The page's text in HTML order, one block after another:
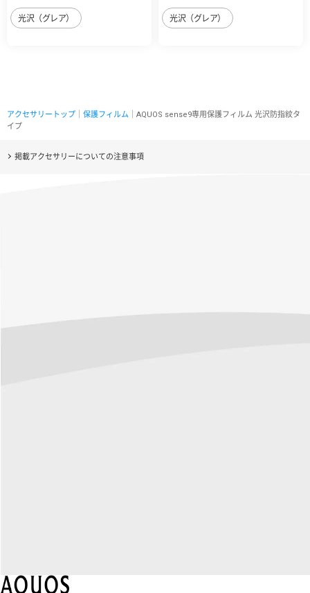
光沢（グレア） 光沢（グレア）
アクセサリートップ 保護フィルム ｜AQUOS sense9専用保護フィルム 光沢防指紋タ
イプ
掲載アクセサリーについての注意事項